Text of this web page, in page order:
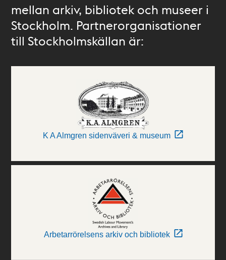
mellan arkiv, bibliotek och museer i
Stockholm. Partnerorganisationer
till Stockholmskällan är:
K A Almgren sidenväveri & museum
Arbetarrörelsens arkiv och bibliotek